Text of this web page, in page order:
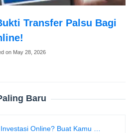
Transfer Palsu Bagi
on May 28, 2026
Baru
Online? Buat Kamu …